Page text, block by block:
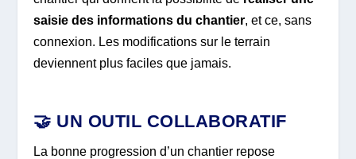
saisie des informations du chantier, et ce, sans
connexion. Les modifications sur le terrain
deviennent plus faciles que jamais.
🤝 UN OUTIL COLLABORATIF
La bonne progression d’un chantier repose